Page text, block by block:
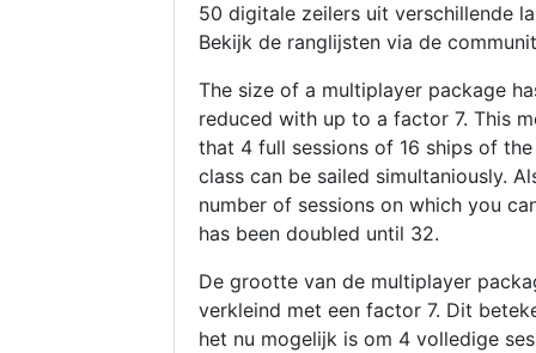
50 digitale zeilers uit verschillende
Bekijk de ranglijsten via de
The size of a multiplayer package
reduced with up to a factor 7. This
that 4 full sessions of 16 ships of
class can be sailed simultaniously.
number of sessions on which you
has been doubled until 32.
De grootte van de multiplayer
verkleind met een factor 7. Dit
het nu mogelijk is om 4 volledige